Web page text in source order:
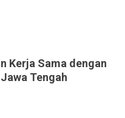
Kerja Sama dengan
Tengah